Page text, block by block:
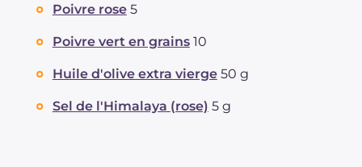
dont acides gras saturés
Fibre
Sodium mg
Poivre rose 5
Poivre vert en grains 10
Huile d'olive extra vierge 50 g
Sel de l'Himalaya (rose) 5 g